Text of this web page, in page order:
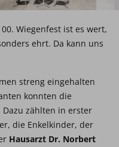
Wiegenfest ist es wert,
ehrt. Da kann uns
streng eingehalten
konnten die
zählten in erster
die Enkelkinder, der
Hausarzt Dr. Norbert